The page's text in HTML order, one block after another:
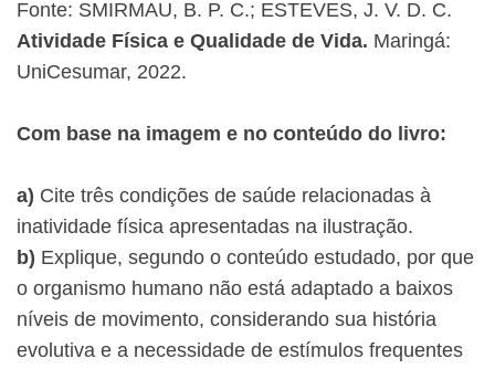
Fonte: SMIRMAU, B. P. C.; ESTEVES, J. V. D. C.
Atividade Física e Qualidade de Vida. Maringá:
UniCesumar, 2022.
Com base na imagem e no conteúdo do livro:
a) Cite três condições de saúde relacionadas à
inatividade física apresentadas na ilustração.
b) Explique, segundo o conteúdo estudado, por que
o organismo humano não está adaptado a baixos
níveis de movimento, considerando sua história
evolutiva e a necessidade de estímulos frequentes